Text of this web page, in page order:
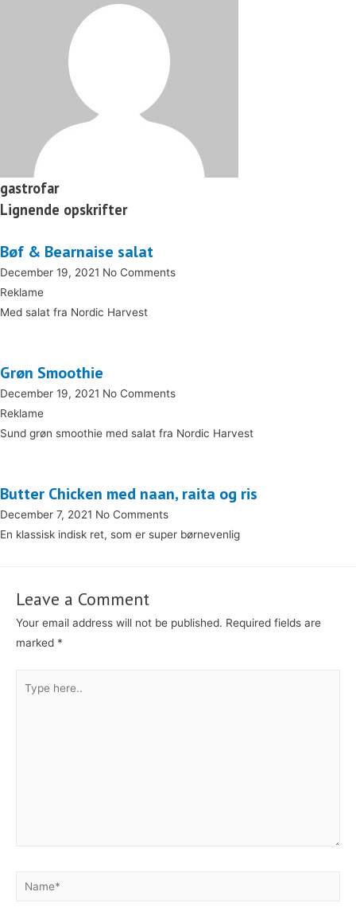
gastrofar
Lignende opskrifter
Bøf & Bearnaise salat
December 19, 2021 No Comments
Reklame
Med salat fra Nordic Harvest
Grøn Smoothie
December 19, 2021 No Comments
Reklame
Sund grøn smoothie med salat fra Nordic Harvest
Butter Chicken med naan, raita og ris
December 7, 2021 No Comments
En klassisk indisk ret, som er super børnevenlig
Leave a Comment
Your email address will not be published. Required fields are
marked *
Name*